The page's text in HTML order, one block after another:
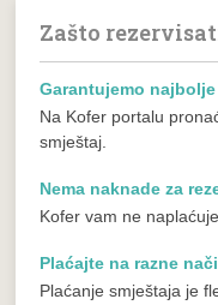
Zašto
Garantujemo
Na Kofer portalu
smještaj.
Nema naknade za
Kofer vam ne
Plaćajte na razne
Plaćanje smještaja je